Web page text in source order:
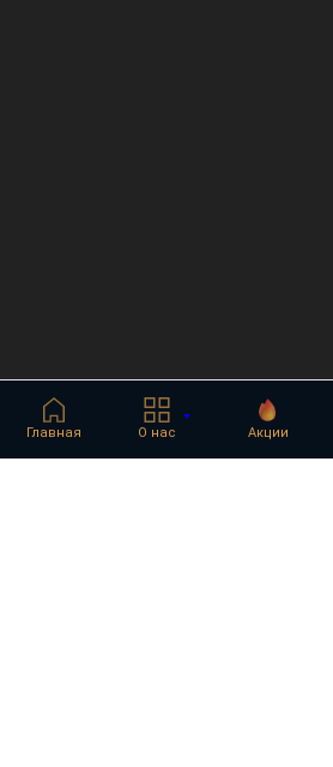
Главная О нас Акции